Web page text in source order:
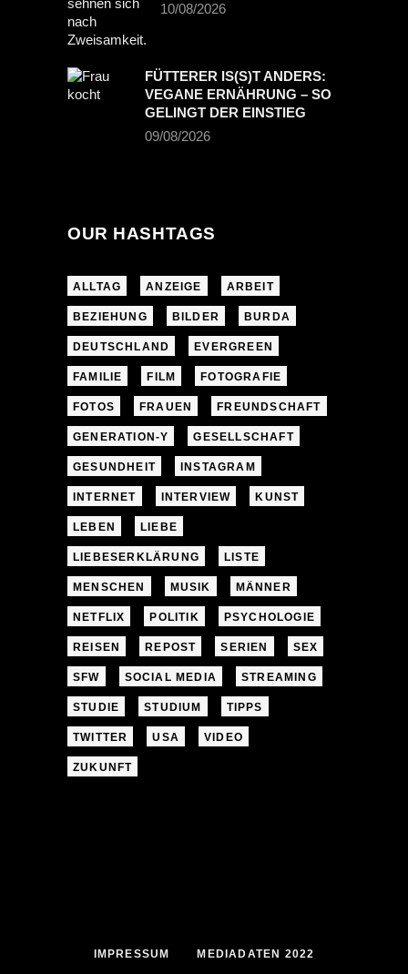
10/08/2026
FÜTTERER IS(S)T ANDERS:
VEGANE ERNÄHRUNG – SO
GELINGT DER EINSTIEG
09/08/2026
OUR HASHTAGS
ALLTAG ANZEIGE ARBEIT
BEZIEHUNG BILDER BURDA
DEUTSCHLAND EVERGREEN
FAMILIE FILM FOTOGRAFIE
FOTOS FRAUEN FREUNDSCHAFT
GENERATION-Y GESELLSCHAFT
GESUNDHEIT INSTAGRAM
INTERNET INTERVIEW KUNST
LEBEN LIEBE
LIEBESERKLÄRUNG LISTE
MENSCHEN MUSIK MÄNNER
NETFLIX POLITIK PSYCHOLOGIE
REISEN REPOST SERIEN SEX
SFW SOCIAL MEDIA STREAMING
STUDIE STUDIUM TIPPS
TWITTER USA VIDEO
ZUKUNFT
IMPRESSUM MEDIADATEN 2022